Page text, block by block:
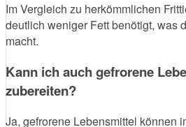
Im Vergleich zu herkömmlichen
deutlich weniger Fett benötigt, was
macht.
Kann ich auch gefrorene
zubereiten?
Ja, gefrorene Lebensmittel können